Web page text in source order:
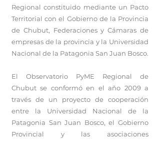
Regional constituido mediante un Pacto
Territorial con el Gobierno de la Provincia
de Chubut, Federaciones y Cámaras de
empresas de la provincia y la Universidad
Nacional de la Patagonia San Juan Bosco.
El Observatorio PyME Regional de
Chubut se conformó en el año 2009 a
través de un proyecto de cooperación
entre la Universidad Nacional de la
Patagonia San Juan Bosco, el Gobierno
Provincial y las asociaciones